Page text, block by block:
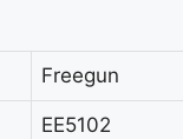
Freegun
EE5102